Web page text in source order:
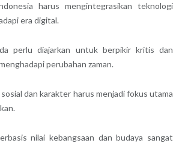
harus mengintegrasikan teknologi
era digital.
perlu diajarkan untuk berpikir kritis dan
perubahan zaman.
dan karakter harus menjadi fokus utama
nilai kebangsaan dan budaya sangat